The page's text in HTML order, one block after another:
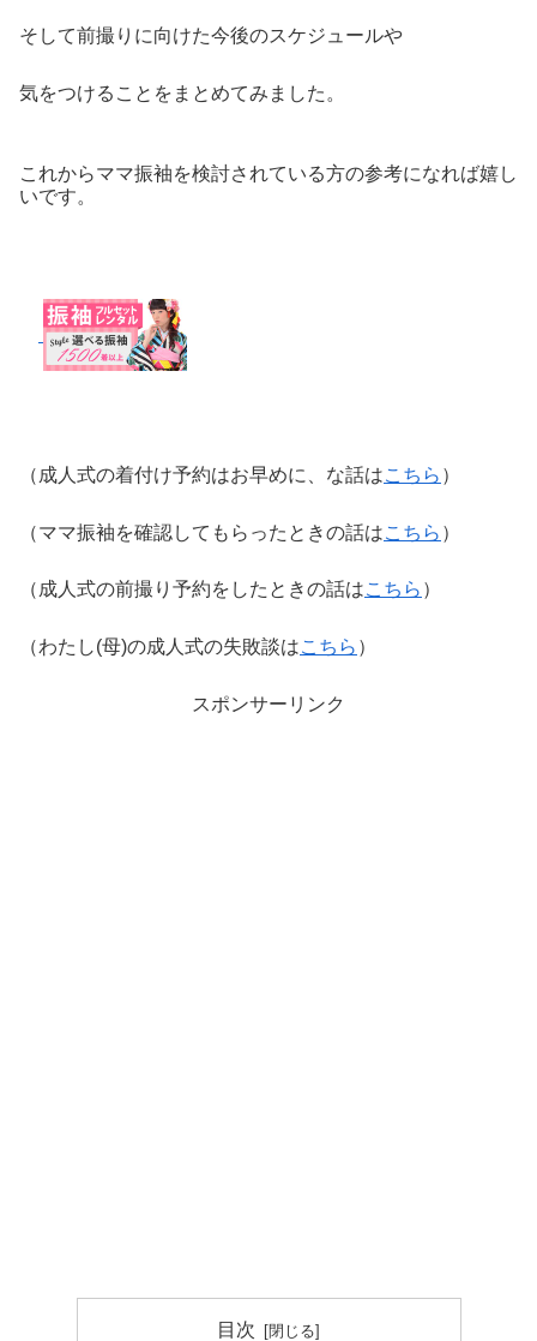
そして前撮りに向けた今後のスケジュールや
気をつけることをまとめてみました。
これからママ振袖を検討されている方の参考になれば嬉し
いです。
（成人式の着付け予約はお早めに、な話はこちら ）
（ママ振袖を確認してもらったときの話はこちら ）
（成人式の前撮り予約をしたときの話はこちら ）
（わたし(母)の成人式の失敗談はこちら ）
スポンサーリンク
目次